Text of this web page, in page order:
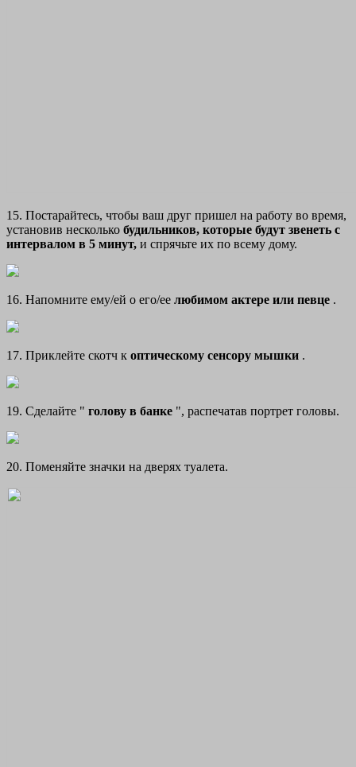
15. Постарайтесь, чтобы ваш друг пришел на работу во время,
установив несколько будильников, которые будут звенеть с
интервалом в 5 минут, и спрячьте их по всему дому.
16. Напомните ему/ей о его/ее любимом актере или певце .
17. Приклейте скотч к оптическому сенсору мышки .
19. Сделайте " голову в банке ", распечатав портрет головы.
20. Поменяйте значки на дверях туалета.